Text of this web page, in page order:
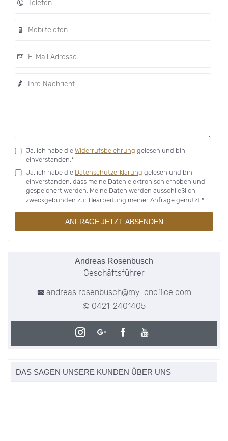
Ja, ich habe die Widerrufsbelehrung gelesen und bin
einverstanden.*
Ja, ich habe die Datenschutzerklärung gelesen und bin
einverstanden, dass meine Daten elektronisch erhoben und
gespeichert werden. Meine Daten werden ausschließlich
zweckgebunden zur Bearbeitung meiner Anfrage genutzt.*
ANFRAGE JETZT ABSENDEN
Andreas Rosenbusch
Geschäftsführer
andreas.rosenbusch@my-onoffice.com
0421-2401405
DAS SAGEN UNSERE KUNDEN ÜBER UNS